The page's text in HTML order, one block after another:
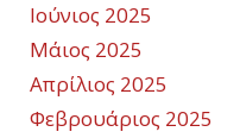
Ιούνιος 2025
Μάιος 2025
Απρίλιος 2025
Φεβρουάριος 2025